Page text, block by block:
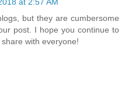
but they are cumbersome
post. I hope you continue to
with everyone!